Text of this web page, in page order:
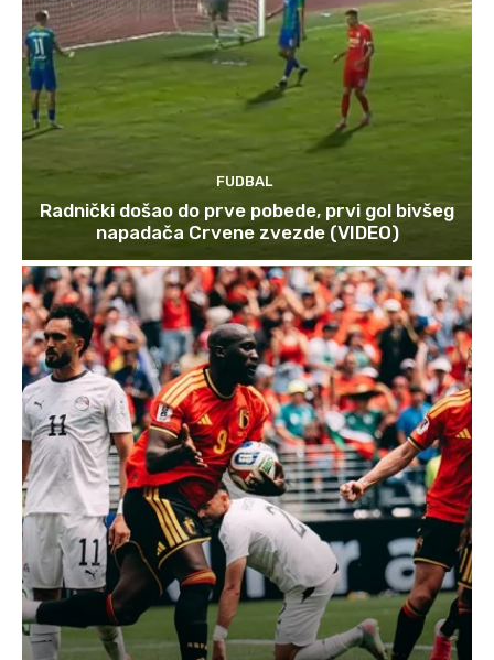
FUDBAL
Radnički došao do prve pobede, prvi gol bivšeg
napadača Crvene zvezde (VIDEO)